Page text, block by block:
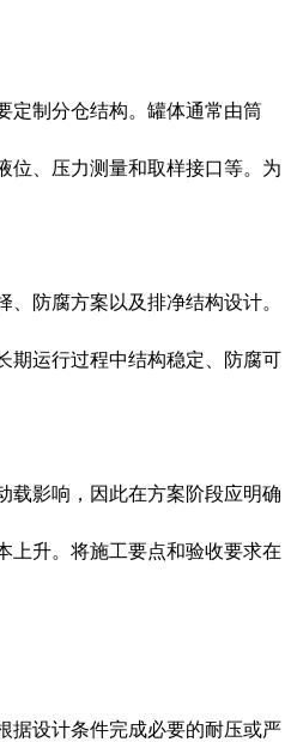
定制分仓结构。罐体通常由筒
位、压力测量和取样接口等。为
防腐方案以及排净结构设计。
期运行过程中结构稳定、防腐可
载影响，因此在方案阶段应明确
上升。将施工要点和验收要求在
据设计条件完成必要的耐压或严